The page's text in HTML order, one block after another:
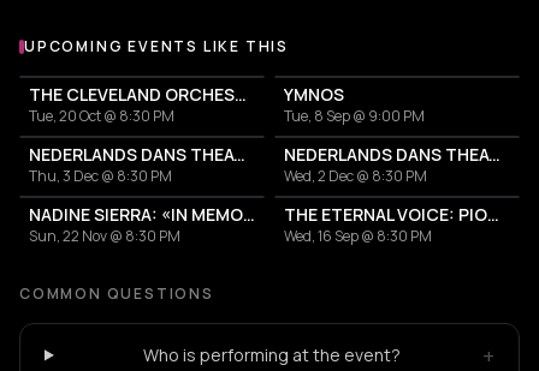
UPCOMING EVENTS LIKE THIS
THE CLEVELAND ORCHESTRA
Tue, 20 Oct @ 8:30 PM
YMNOS
Tue, 8 Sep @ 9:00 PM
NEDERLANDS DANS THEATER - NDT 2
Thu, 3 Dec @ 8:30 PM
NEDERLANDS DANS THEATER - NDT 2
Wed, 2 Dec @ 8:30 PM
NADINE SIERRA: «IN MEMORIAM MARIAS CALLAS»
Sun, 22 Nov @ 8:30 PM
THE ETERNAL VOICE: PIOTR BECZALA CELEBRATES MARIA CALLAS
Wed, 16 Sep @ 8:30 PM
COMMON QUESTIONS
Who is performing at the event? +